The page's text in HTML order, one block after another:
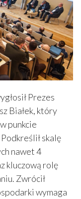
Prezes
Białek, który
punkcie
skalę
nawet 4
kluczową rolę
Zwrócił
wymaga